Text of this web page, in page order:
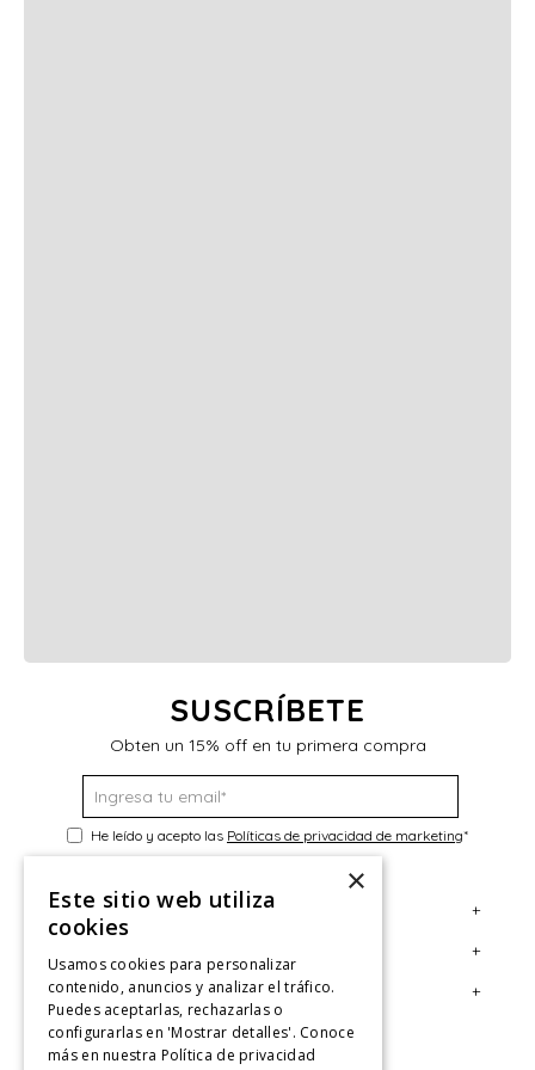
SUSCRÍBETE
Obten un 15% off en tu primera compra
He leído y acepto las Políticas de privacidad de marketing*
Servicio al Consumidor +
Centro de Ayuda
Contáctanos
Giftcard
+
Términos y Condiciones
Políticas de Despacho
Cuenta +
Mi Cuenta
×
Este sitio web utiliza
cookies
Usamos cookies para personalizar
contenido, anuncios y analizar el tráfico.
Puedes aceptarlas, rechazarlas o
configurarlas en 'Mostrar detalles'. Conoce
más en nuestra Política de privacidad